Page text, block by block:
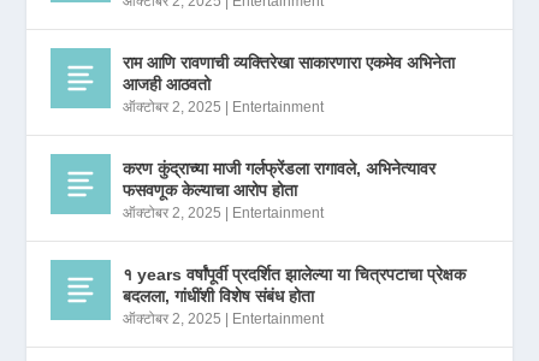
राम आणि रावणाची व्यक्तिरेखा साकारणारा एकमेव अभिनेता
आजही आठवतो
ऑक्टोबर 2, 2025 | Entertainment
करण कुंद्राच्या माजी गर्लफ्रेंडला रागावले, अभिनेत्यावर
फसवणूक केल्याचा आरोप होता
ऑक्टोबर 2, 2025 | Entertainment
१ years वर्षांपूर्वी प्रदर्शित झालेल्या या चित्रपटाचा प्रेक्षक
बदलला, गांधींशी विशेष संबंध होता
ऑक्टोबर 2, 2025 | Entertainment